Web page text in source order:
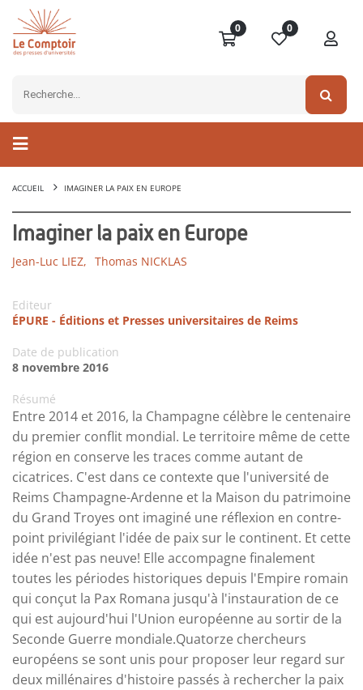
0 0
ACCUEIL IMAGINER LA PAIX EN EUROPE
Imaginer la paix en Europe
Jean-Luc LIEZ, Thomas NICKLAS
Editeur
ÉPURE - Éditions et Presses universitaires de Reims
Date de publication
8 novembre 2016
Résumé
Entre 2014 et 2016, la Champagne célèbre le centenaire
du premier conflit mondial. Le territoire même de cette
région en conserve les traces comme autant de
cicatrices. C'est dans ce contexte que l'université de
Reims Champagne-Ardenne et la Maison du patrimoine
du Grand Troyes ont imaginé une réflexion en contre-
point privilégiant l'idée de paix sur le continent. Et cette
idée n'est pas neuve! Elle accompagne finalement
toutes les périodes historiques depuis l'Empire romain
qui conçut la Pax Romana jusqu'à l'instauration de ce
qui est aujourd'hui l'Union européenne au sortir de la
Seconde Guerre mondiale.Quatorze chercheurs
européens se sont unis pour proposer leur regard sur
deux millénaires d'histoire passés à rechercher la paix